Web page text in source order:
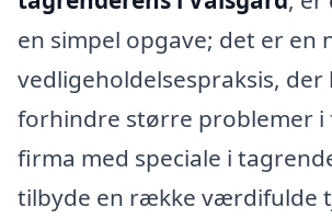
en simpel opgave; det er en
vedligeholdelsespraksis, der
forhindre større problemer i
firma med speciale i
tilbyde en række værdifulde